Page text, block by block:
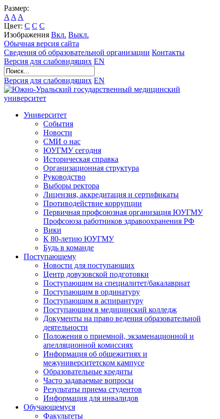
Размер:
A A A
Цвет: C C C
Изображения Вкл. Выкл.
Обычная версия сайта
Сведения об образовательной организации Контакты
Версия для слабовидящих EN
Версия для слабовидящих EN
Университет
События
Новости
СМИ о нас
ЮУГМУ сегодня
Историческая справка
Организационная структура
Руководство
Выборы ректора
Лицензия, аккредитация и сертификаты
Противодействие коррупции
Первичная профсоюзная организация ЮУГМУ
Профсоюза работников здравоохранения РФ
Вики
К 80-летию ЮУГМУ
Будь в команде
Поступающему
Новости для поступающих
Центр довузовской подготовки
Поступающим на специалитет/бакалавриат
Поступающим в ординатуру
Поступающим в аспирантуру
Поступающим в медицинский колледж
Документы на право ведения образовательной
деятельности
Положения о приемной, экзаменационной и
апелляционной комиссиях
Информация об общежитиях и
межуниверситетском кампусе
Образовательные кредиты
Часто задаваемые вопросы
Результаты приема студентов
Информация для инвалидов
Обучающемуся
Факультеты